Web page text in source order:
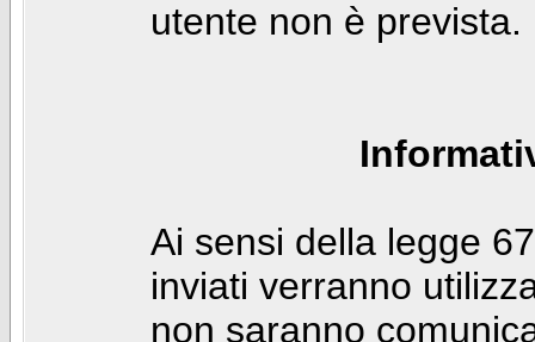
utente non è prevista.
Ai sensi della legge
inviati verranno
non saranno